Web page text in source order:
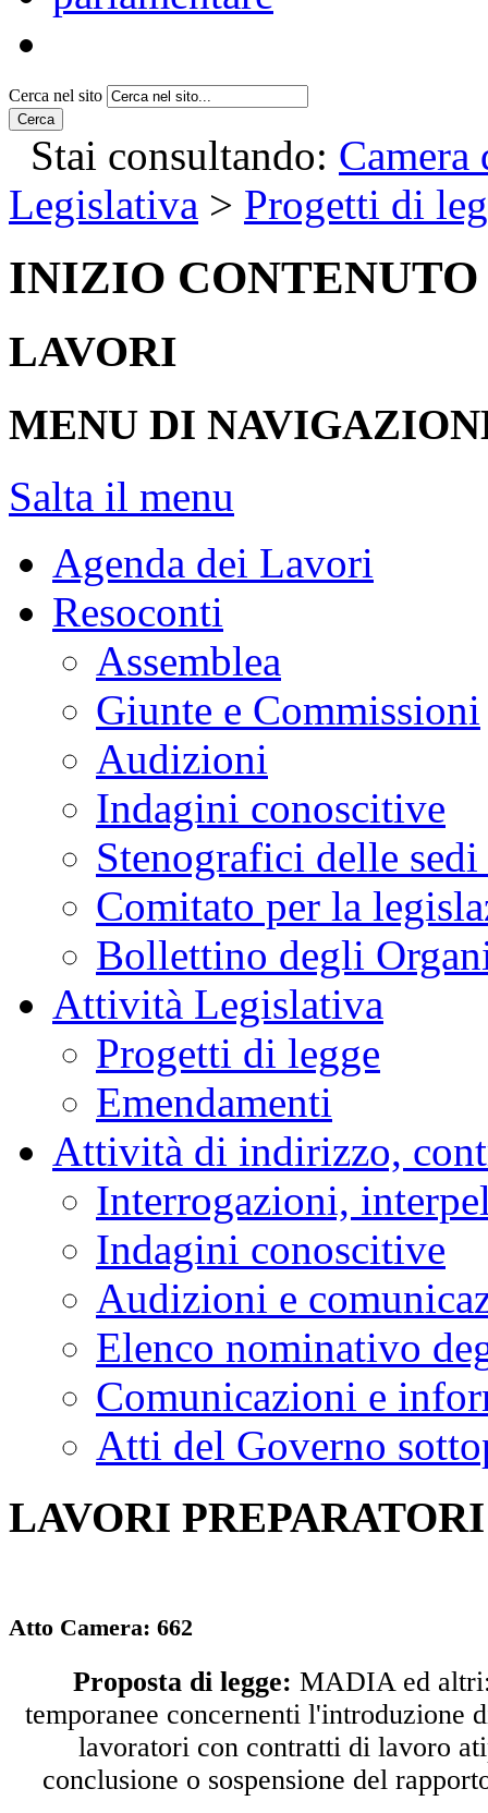
Cerca nel sito
Cerca
Stai consultando: Camera
Legislativa > Progetti di
INIZIO CONTENUTO
LAVORI
MENU DI
Salta il menu
Agenda dei Lavori
Resoconti
Assemblea
Giunte e Commissioni
Audizioni
Indagini conoscitive
Stenografici delle
Comitato per la
Bollettino degli
Attività Legislativa
Progetti di legge
Emendamenti
Attività di indirizzo,
Interrogazioni,
Indagini conoscitive
Audizioni e
Elenco nominativo
Comunicazioni e
Atti del Governo
LAVORI
Atto Camera: 662
Proposta di legge: MADIA ed
temporanee concernenti l'introduzione
lavoratori con contratti di lavoro
conclusione o sospensione del